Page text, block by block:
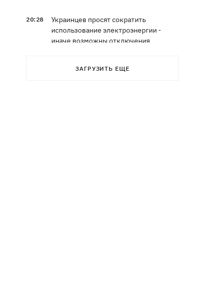
20:28
Украинцев просят сократить
использование электроэнергии -
иначе возможны отключения
Тайский футболист погиб от удара
ЗАГРУЗИТЬ ЕЩЕ